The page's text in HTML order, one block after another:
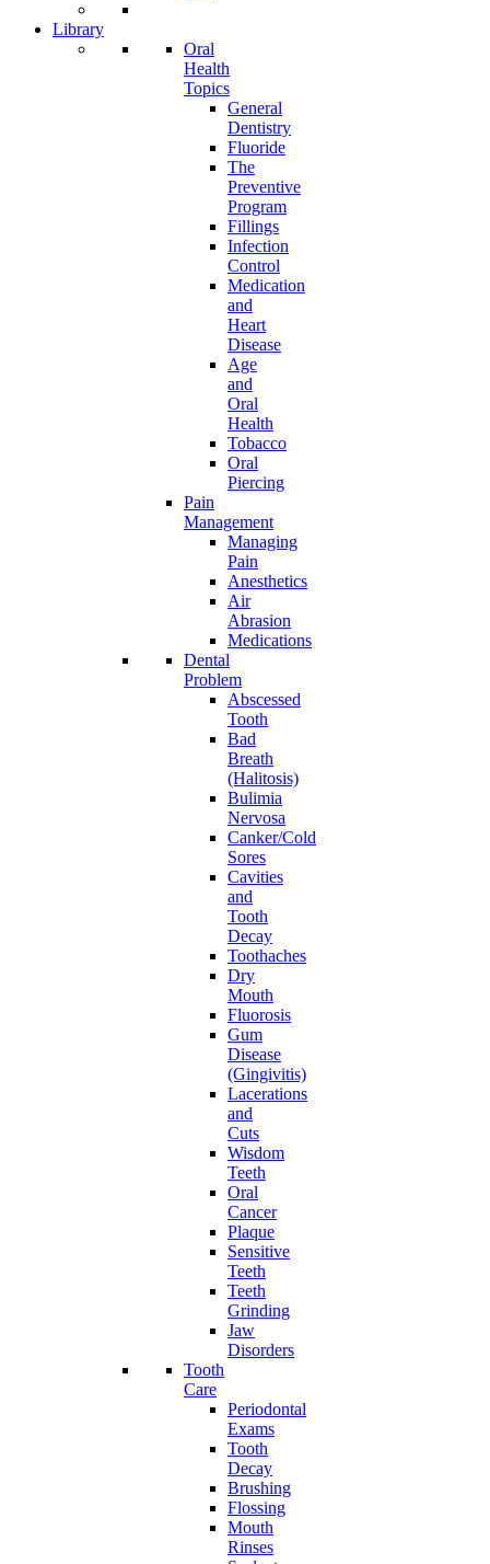
Library
Oral
Health
Topics
General
Dentistry
Fluoride
The
Preventive
Program
Fillings
Infection
Control
Medication
and
Heart
Disease
Age
and
Oral
Health
Tobacco
Oral
Piercing
Pain
Management
Managing
Pain
Anesthetics
Air
Abrasion
Medications
Dental
Problem
Abscessed
Tooth
Bad
Breath
(Halitosis)
Bulimia
Nervosa
Canker/Cold
Sores
Cavities
and
Tooth
Decay
Toothaches
Dry
Mouth
Fluorosis
Gum
Disease
(Gingivitis)
Lacerations
and
Cuts
Wisdom
Teeth
Oral
Cancer
Plaque
Sensitive
Teeth
Teeth
Grinding
Jaw
Disorders
Tooth
Care
Periodontal
Exams
Tooth
Decay
Brushing
Flossing
Mouth
Rinses